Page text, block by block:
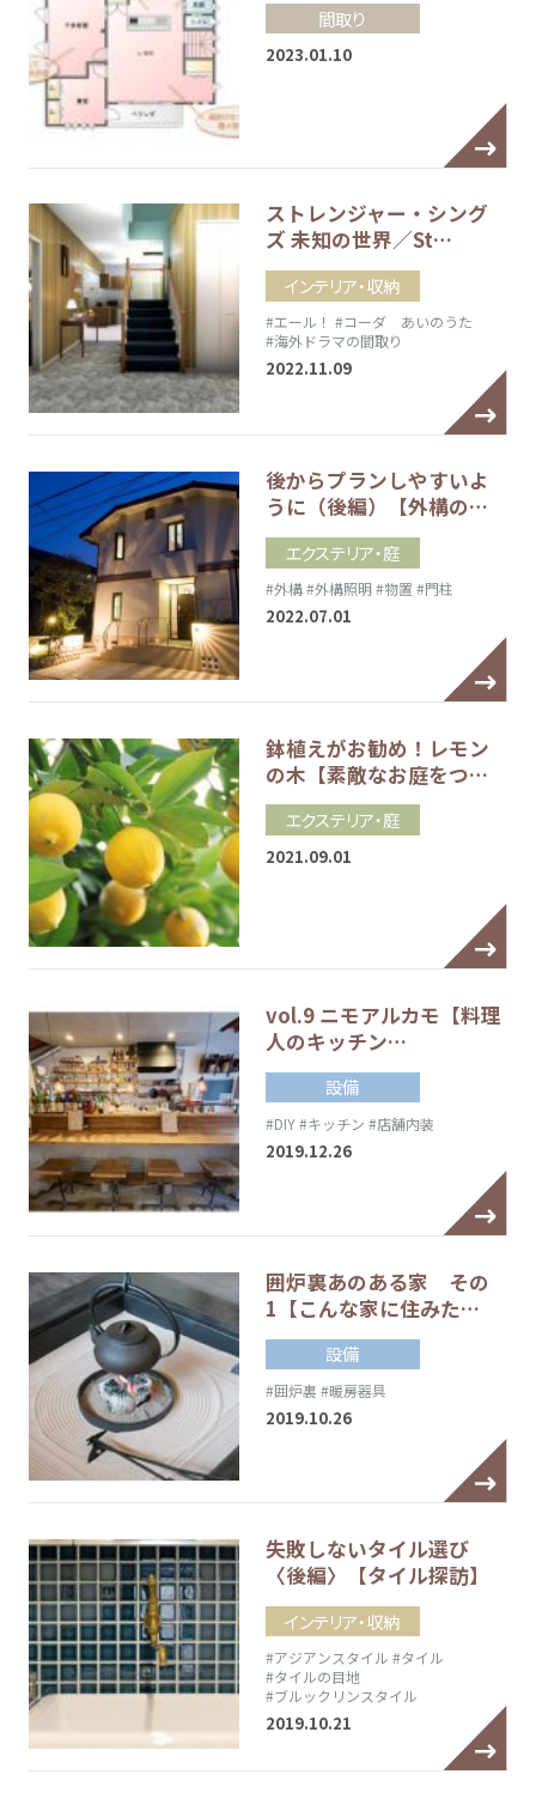
間取り
2023.01.10
ストレンジャー・シング
ズ 未知の世界／St…
インテリア・収納
#エール！ #コーダ あいのうた
#海外ドラマの間取り
2022.11.09
後からプランしやすいよ
うに（後編）【外構の…
エクステリア・庭
#外構#外構照明 #物置 #門柱
2022.07.01
鉢植えがお勧め！レモン
の木【素敵なお庭をつ…
エクステリア・庭
2021.09.01
vol.9 ニモアルカモ【料理
人のキッチン…
設備
#DIY#キッチン #店舗内装
2019.12.26
囲炉裏あのある家 その
1【こんな家に住みた…
設備
#囲炉裏 #暖房器具
2019.10.26
失敗しないタイル選び
〈後編〉【タイル探訪】
インテリア・収納
#アジアンスタイル #タイル
#タイルの目地
#ブルックリンスタイル
2019.10.21